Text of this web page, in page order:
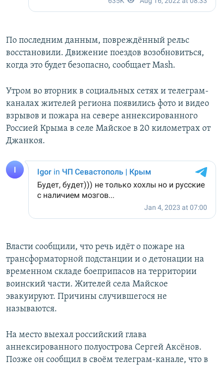
По последним данным, повреждённый рельс
восстановили. Движение поездов возобновиться,
когда это будет безопасно, сообщает Mash.
Утром во вторник в социальных сетях и телеграм-
каналах жителей региона появились фото и видео
взрывов и пожара на севере аннексированного
Россией Крыма в селе Майское в 20 километрах от
Джанкоя.
Власти сообщили, что речь идёт о пожаре на
трансформаторной подстанции и о детонации на
временном складе боеприпасов на территории
воинский части. Жителей села Майское
эвакуируют. Причины случившегося не
называются.
На место выехал российский глава
аннексированного полуострова Сергей Аксёнов.
Позже он сообщил в своём телеграм-канале, что в